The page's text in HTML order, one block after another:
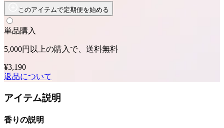
このアイテムで定期便を始める
単品購入
5,000円以上の購入で、送料無料
¥3,190
返品について
アイテム説明
香りの説明